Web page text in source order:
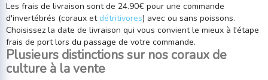
Les frais de livraison sont de 24.90€ pour une commande
d'invertébrés (coraux et détritivores) avec ou sans poissons.
Choisissez la date de livraison qui vous convient le mieux à l'étape
frais de port lors du passage de votre commande.
Plusieurs distinctions sur nos coraux de
culture à la vente